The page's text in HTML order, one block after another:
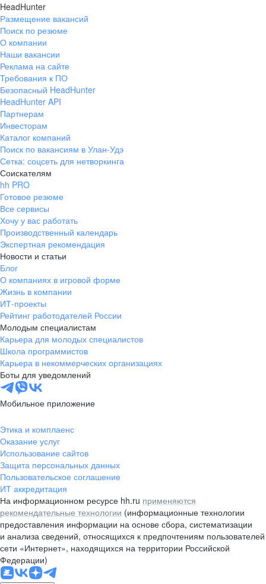
HeadHunter
Размещение вакансий
Поиск по резюме
О компании
Наши вакансии
Реклама на сайте
Требования к ПО
Безопасный HeadHunter
HeadHunter API
Партнерам
Инвесторам
Каталог компаний
Поиск по вакансиям в Улан-Удэ
Сетка: соцсеть для нетворкинга
Соискателям
hh PRO
Готовое резюме
Все сервисы
Хочу у вас работать
Производственный календарь
Экспертная рекомендация
Новости и статьи
Блог
О компаниях в игровой форме
Жизнь в компании
ИТ-проекты
Рейтинг работодателей России
Молодым специалистам
Карьера для молодых специалистов
Школа программистов
Карьера в некоммерческих организациях
Боты для уведомлений
Мобильное приложение
Этика и комплаенс
Оказание услуг
Использование сайтов
Защита персональных данных
Пользовательское соглашение
ИТ аккредитация
На информационном ресурсе hh.ru применяются
рекомендательные технологии (информационные технологии
предоставления информации на основе сбора, систематизации
и анализа сведений, относящихся к предпочтениям пользователей
сети «Интернет», находящихся на территории Российской
Федерации)